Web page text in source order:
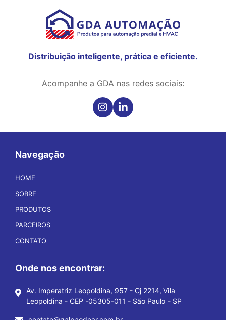
Distribuição inteligente, prática e eficiente.
Acompanhe a GDA nas redes sociais:
Navegação
HOME
SOBRE
PRODUTOS
PARCEIROS
CONTATO
Onde nos encontrar:
Av. Imperatriz Leopoldina, 957 - Cj 2214, Vila
Leopoldina - CEP -05305-011 - São Paulo - SP